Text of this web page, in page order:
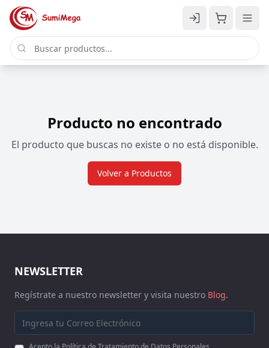
Producto no encontrado
El producto que buscas no existe o no está disponible.
Volver a Productos
NEWSLETTER
Regístrate a nuestro newsletter y visita nuestro Blog.